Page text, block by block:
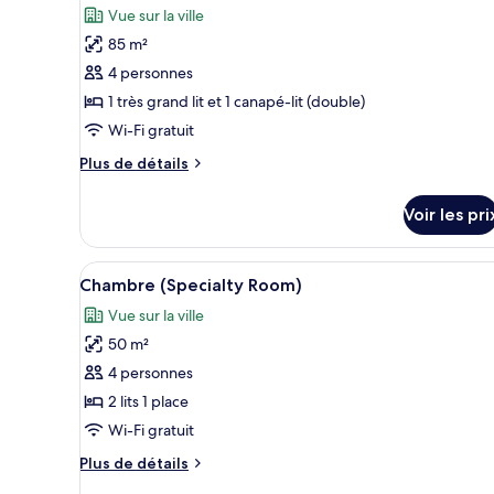
photos
pour
ce
type
de
chambre :
Suite
Vue sur la ville
85 m²
4 personnes
1 très grand lit et 1 canapé-lit (double)
Wi-Fi gratuit
Plus de détails
Plus
le
type
de
Suite
Voir les
Afficher
toutes
les
photos
pour
ce
type
chambre :
Une chambre d’hôtel
6
Chambre (Specialty Room)
Vue sur la ville
50 m²
4 personnes
2 lits 1 place
Wi-Fi gratuit
Plus de détails
Plus